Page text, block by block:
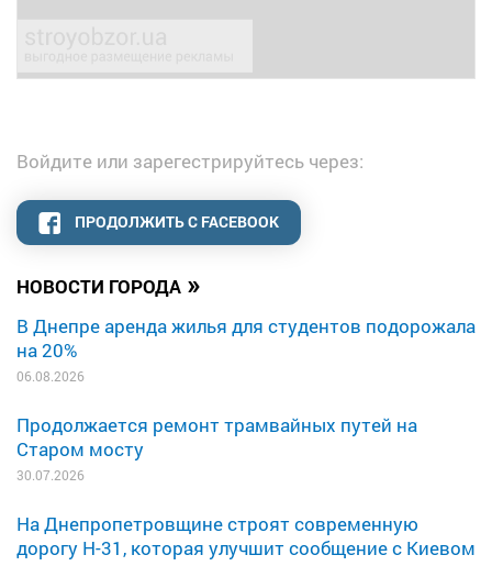
НОВОСТИ ГОРОДА »
В Днепре аренда жилья для студентов подорожала
на 20%
06.08.2026
Продолжается ремонт трамвайных путей на
Старом мосту
30.07.2026
На Днепропетровщине строят современную
дорогу Н-31, которая улучшит сообщение с Киевом
Войдите или зарегестрируйтесь через:
ПРОДОЛЖИТЬ С FACEBOOK